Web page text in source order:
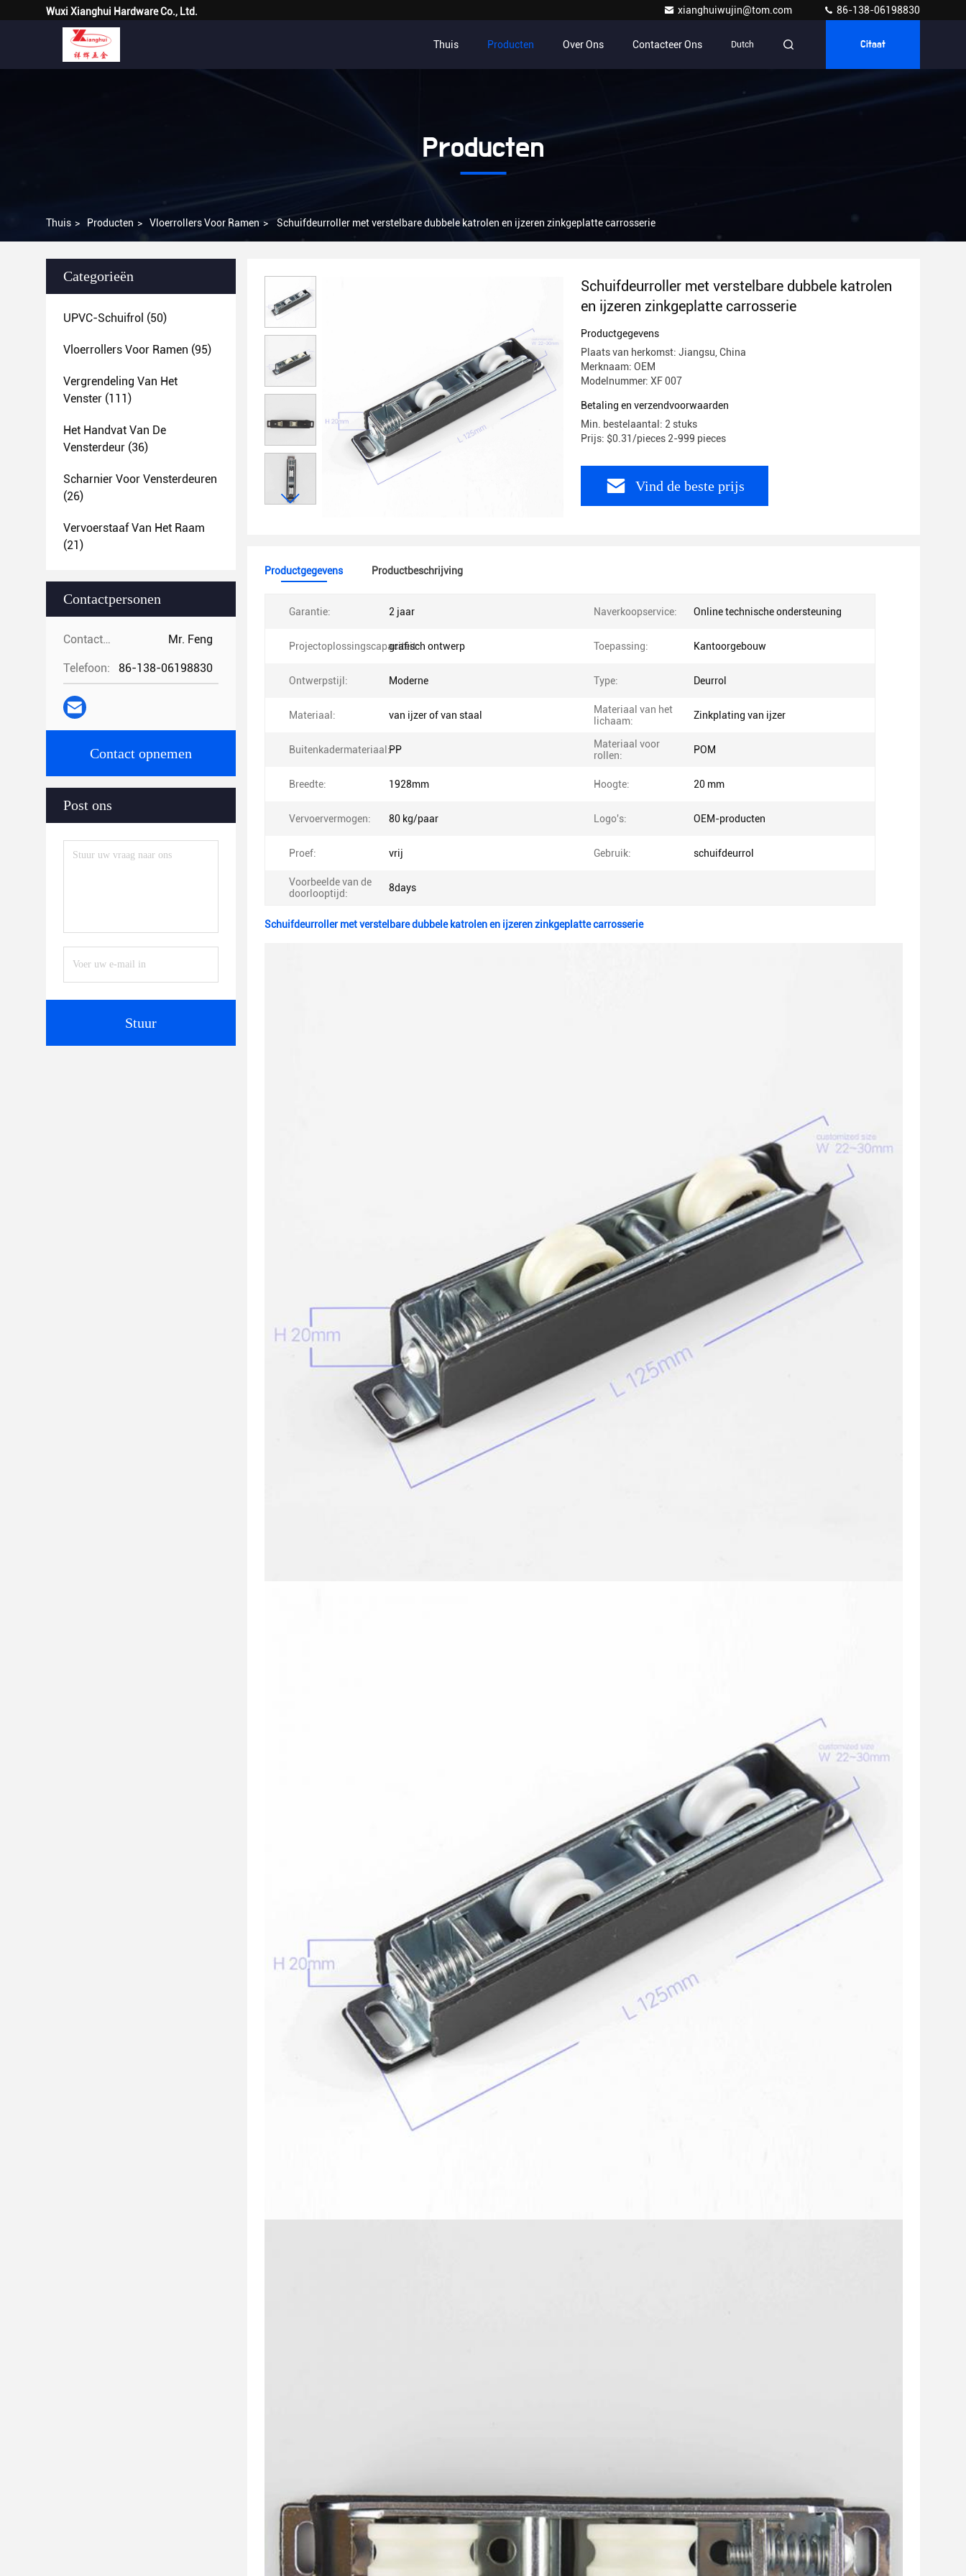
Wuxi Xianghui Hardware Co., Ltd. xianghuiwujin@tom.com 86-138-06198830
Thuis Producten Over Ons Contacteer Ons Dutch Citaat
Producten
Thuis > Producten > Vloerrollers Voor Ramen > Schuifdeurroller met verstelbare dubbele katrolen en ijzeren zinkgeplatte carrosserie
Categorieën
UPVC-Schuifrol (50)
Vloerrollers Voor Ramen (95)
Vergrendeling Van Het
Venster (111)
Het Handvat Van De
Vensterdeur (36)
Scharnier Voor Vensterdeuren
(26)
Vervoerstaaf Van Het Raam
(21)
Contactpersonen
Contactpersonen: Mr. Feng
Telefoon: 86-138-06198830
Contact opnemen
Post ons
Stuur
Schuifdeurroller met verstelbare dubbele katrolen
en ijzeren zinkgeplatte carrosserie
Productgegevens
Plaats van herkomst: Jiangsu, China
Merknaam: OEM
Modelnummer: XF 007
Betaling en verzendvoorwaarden
Min. bestelaantal: 2 stuks
Prijs: $0.31/pieces 2-999 pieces
Vind de beste prijs
Productgegevens Productbeschrijving
Garantie: 2 jaar Naverkoopservice: Online technische ondersteuning
Projectoplossingscapaciteit:grafisch ontwerp Toepassing: Kantoorgebouw
Ontwerpstijl: Moderne Type: Deurrol
Materiaal: van ijzer of van staal
Materiaal van het
lichaam:
Zinkplating van ijzer
Buitenkadermateriaal:PP
Materiaal voor
rollen:
POM
Breedte: 1928mm Hoogte: 20 mm
Vervoervermogen: 80 kg/paar Logo's: OEM-producten
Proef: vrij Gebruik: schuifdeurrol
Voorbeelde van de
doorlooptijd:
8days
Schuifdeurroller met verstelbare dubbele katrolen en ijzeren zinkgeplatte carrosserie